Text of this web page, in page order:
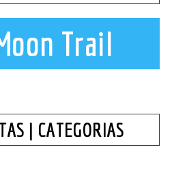
Trail
| CATEGORIAS